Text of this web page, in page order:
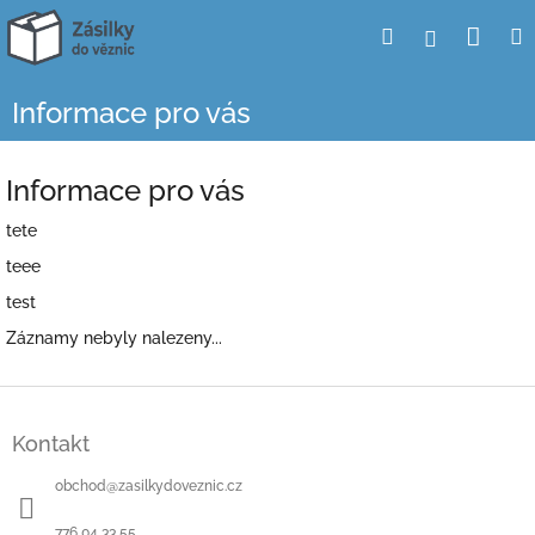
Přejít
obsah
HledatPřihlášení
Informace pro vás
Informace pro vás
tete
teee
test
Záznamy nebyly nalezeny...
Kontakt
obchod@zasilkydoveznic.cz